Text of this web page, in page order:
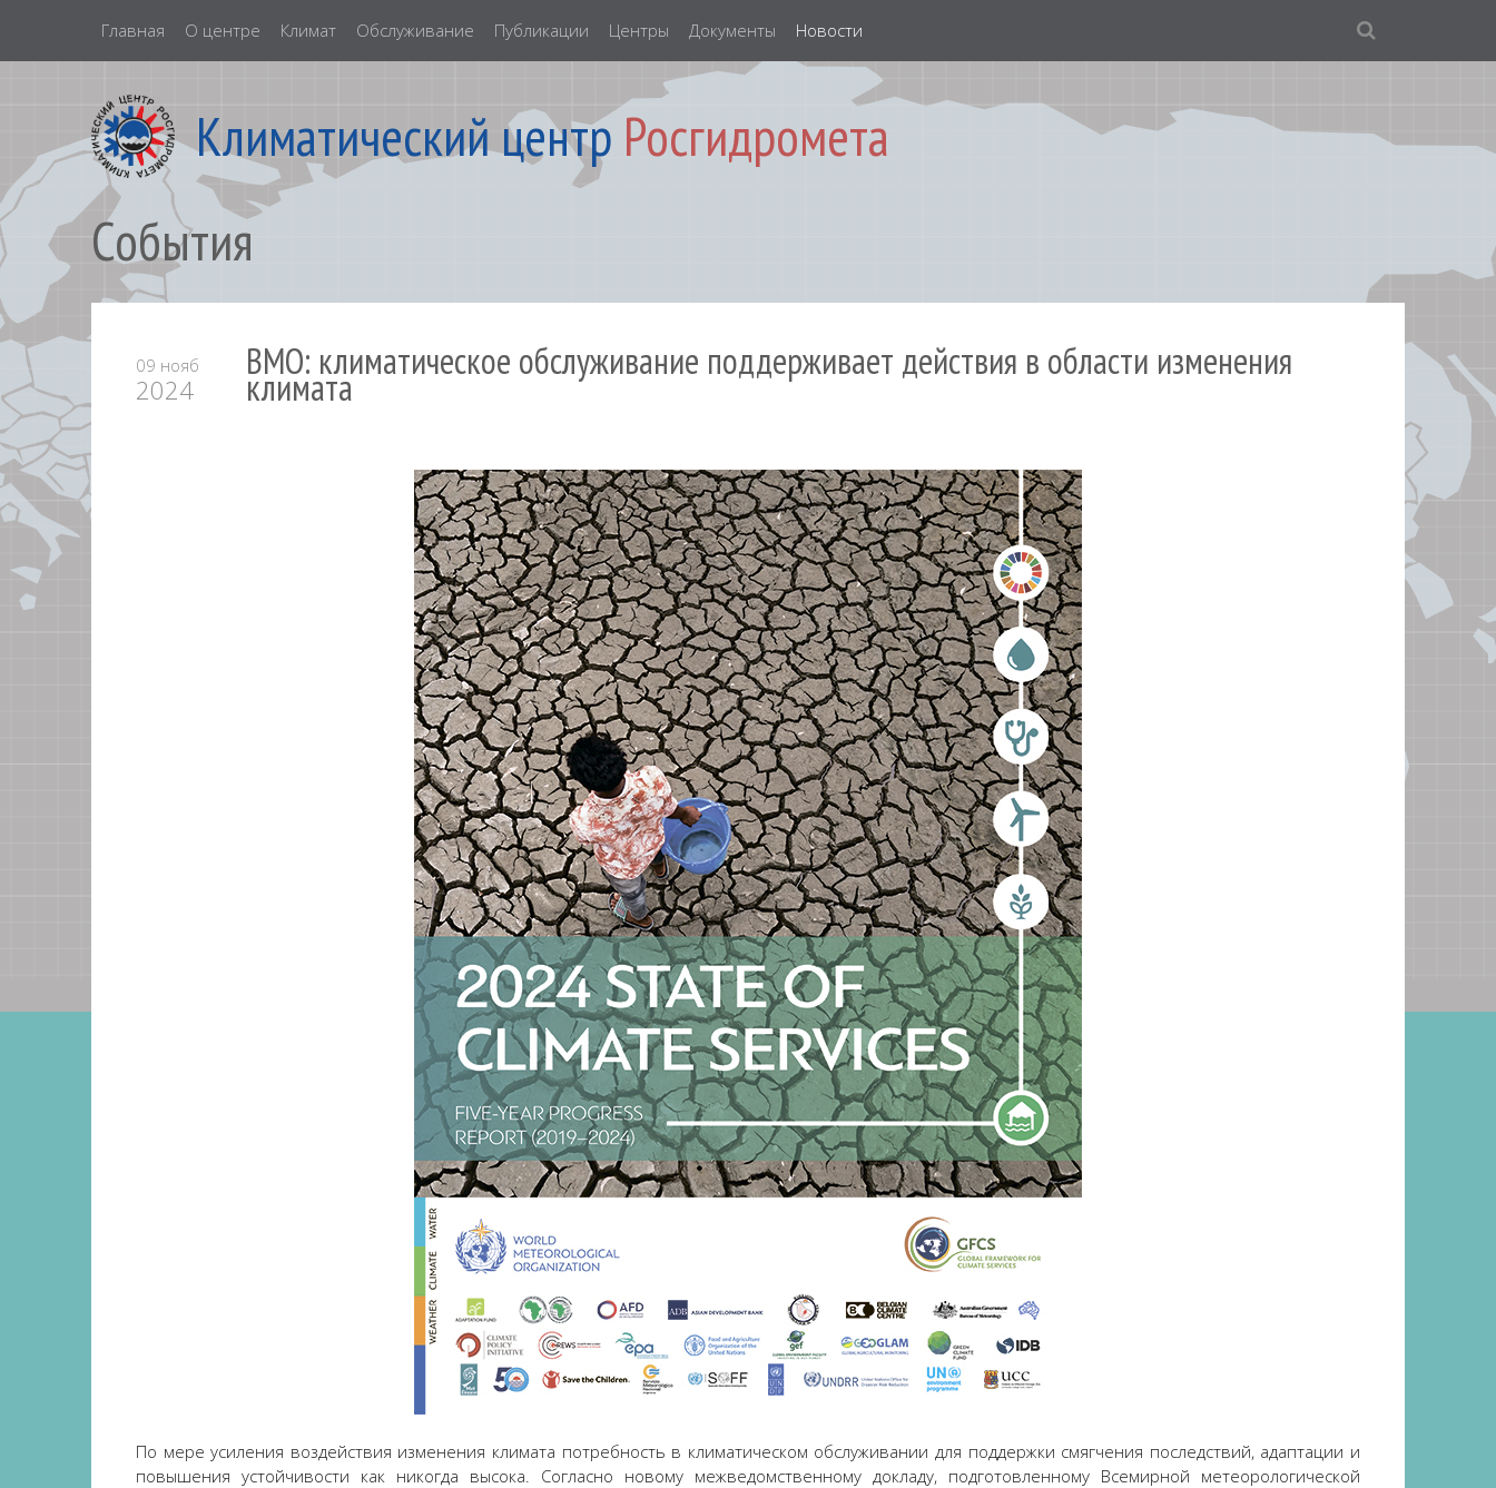
Главная О центре Климат Обслуживание Публикации Центры Документы Новости
Климатический центр Росгидромета
События
09 нояб
2024
ВМО: климатическое обслуживание поддерживает действия в области изменения
климата
По мере усиления воздействия изменения климата потребность в климатическом обслуживании для поддержки смягчения последствий, адаптации и
повышения устойчивости как никогда высока. Согласно новому межведомственному докладу, подготовленному Всемирной метеорологической